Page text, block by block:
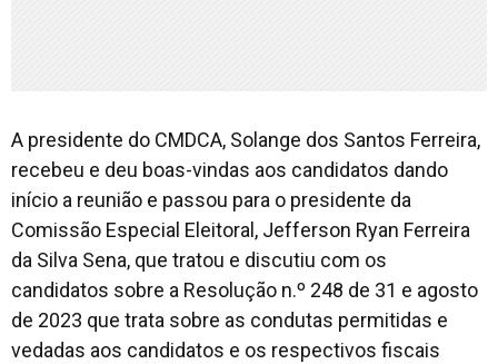
A presidente do CMDCA, Solange dos Santos Ferreira,
recebeu e deu boas-vindas aos candidatos dando
início a reunião e passou para o presidente da
Comissão Especial Eleitoral, Jefferson Ryan Ferreira
da Silva Sena, que tratou e discutiu com os
candidatos sobre a Resolução n.º 248 de 31 e agosto
de 2023 que trata sobre as condutas permitidas e
vedadas aos candidatos e os respectivos fiscais